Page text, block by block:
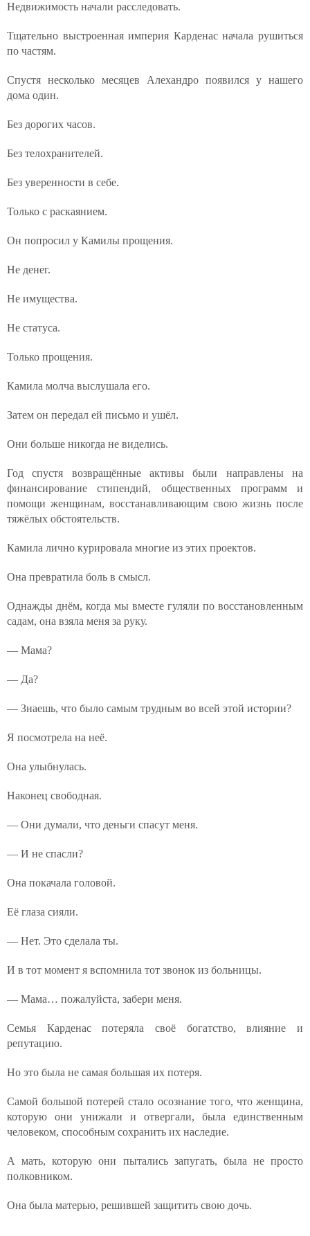
Недвижимость начали расследовать.
Тщательно выстроенная империя Карденас начала рушиться
по частям.
Спустя несколько месяцев Алехандро появился у нашего
дома один.
Без дорогих часов.
Без телохранителей.
Без уверенности в себе.
Только с раскаянием.
Он попросил у Камилы прощения.
Не денег.
Не имущества.
Не статуса.
Только прощения.
Камила молча выслушала его.
Затем он передал ей письмо и ушёл.
Они больше никогда не виделись.
Год спустя возвращённые активы были направлены на
финансирование стипендий, общественных программ и
помощи женщинам, восстанавливающим свою жизнь после
тяжёлых обстоятельств.
Камила лично курировала многие из этих проектов.
Она превратила боль в смысл.
Однажды днём, когда мы вместе гуляли по восстановленным
садам, она взяла меня за руку.
— Мама?
— Да?
— Знаешь, что было самым трудным во всей этой истории?
Я посмотрела на неё.
Она улыбнулась.
Наконец свободная.
— Они думали, что деньги спасут меня.
— И не спасли?
Она покачала головой.
Её глаза сияли.
— Нет. Это сделала ты.
И в тот момент я вспомнила тот звонок из больницы.
— Мама… пожалуйста, забери меня.
Семья Карденас потеряла своё богатство, влияние и
репутацию.
Но это была не самая большая их потеря.
Самой большой потерей стало осознание того, что женщина,
которую они унижали и отвергали, была единственным
человеком, способным сохранить их наследие.
А мать, которую они пытались запугать, была не просто
полковником.
Она была матерью, решившей защитить свою дочь.